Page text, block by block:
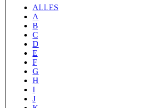
ALLES
A
B
C
D
E
F
G
H
I
J